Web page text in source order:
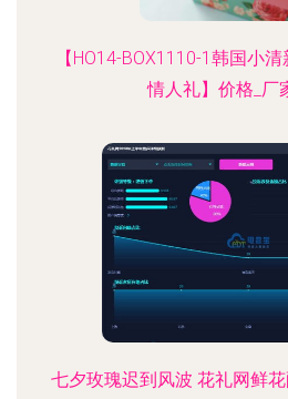
【HO14-BOX1110-1韩国小
情人礼】价格_厂
七夕玫瑰迟到风波 花礼网鲜